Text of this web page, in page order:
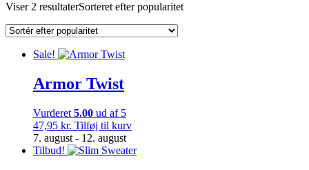
Viser 2 resultaterSorteret efter popularitet
Sale!
Armor Twist
Vurderet 5.00 ud af 5
47,95 kr. Tilføj til kurv
7. august - 12. august
Tilbud!